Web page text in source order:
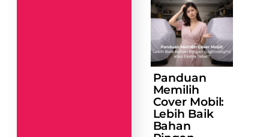
Panduan
Memilih
Cover Mobil:
Lebih Baik
Bahan